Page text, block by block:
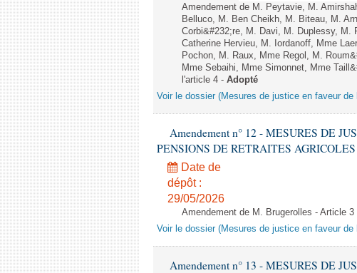
Amendement de M. Peytavie, M.
Belluco, M. Ben Cheikh, M. Biteau, M.
Corbi&#232;re, M. Davi, M. Duplessy, M.
Catherine Hervieu, M. Iordanoff, Mme
Pochon, M. Raux, Mme Regol, M.
Mme Sebaihi, Mme Simonnet, Mme
l'article 4 - Adopté
Voir le dossier (Mesures de justice en faveur
Amendement n° 12 - MESURES DE
PENSIONS DE RETRAITES AGRICOLES
Date de
dépôt :
29/05/2026
Amendement de M. Brugerolles - Article 3
Voir le dossier (Mesures de justice en faveur
Amendement n° 13 - MESURES DE